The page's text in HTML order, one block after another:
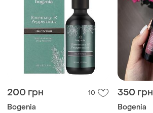
200 грн 10
Bogenia
350 грн
Bogenia